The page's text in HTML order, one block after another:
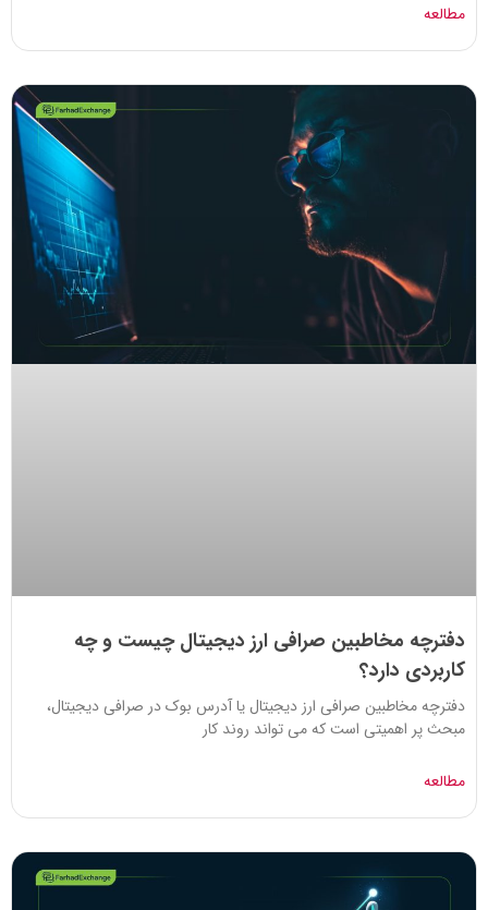
مطالعه
دفترچه مخاطبین صرافی ارز دیجیتال چیست و چه
کاربردی دارد؟
دفترچه مخاطبین صرافی ارز دیجیتال یا آدرس بوک در صرافی دیجیتال،
مبحث پر اهمیتی است که می تواند روند کار
مطالعه